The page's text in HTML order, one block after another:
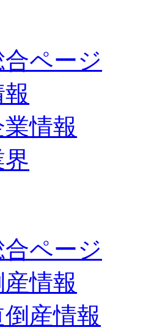
ページ
情報
ページ
情報
産情報